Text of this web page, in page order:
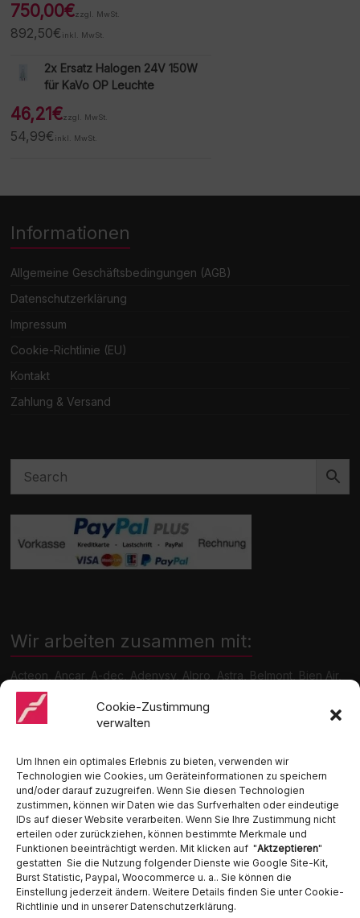
Cookie-Zustimmung
verwalten
Um Ihnen ein optimales Erlebnis zu bieten, verwenden wir
Technologien wie Cookies, um Geräteinformationen zu speichern
und/oder darauf zuzugreifen. Wenn Sie diesen Technologien
zustimmen, können wir Daten wie das Surfverhalten oder eindeutige
IDs auf dieser Website verarbeiten. Wenn Sie Ihre Zustimmung nicht
erteilen oder zurückziehen, können bestimmte Merkmale und
Funktionen beeinträchtigt werden. Mit klicken auf "Aktzeptieren"
gestatten Sie die Nutzung folgender Dienste wie Google Site-Kit,
Burst Statistic, Paypal, Woocommerce u. a.. Sie können die
Einstellung jederzeit ändern. Weitere Details finden Sie unter Cookie-
Richtlinie und in unserer Datenschutzerklärung.
750,00€zzgl. MwSt.
892,50€ inkl. MwSt.
2x Ersatz Halogen 24V 150W
für KaVo OP Leuchte
46,21€zzgl. MwSt.
54,99€ inkl. MwSt.
Informationen
Allgemeine Geschäftsbedingungen (AGB)
Datenschutzerklärung
Impressum
Cookie-Richtlinie (EU)
Kontakt
Zahlung & Versand
Wir arbeiten zusammen mit:
Acteon, Ancar, A-dec, Adenysy, Alpro, Astra, Belmont, Bien Air,
Cattani, Chirana, DCI, Dürr, ETI, Euronda, Faro, Gcomm, KaVo,
Medentex, Melag, Midmark, Metasys, MK-Dent, NSK, Ophardt
Hygiene, Ritter, Satelec, Scican, TKD, Velopex, u.v.m
Ambident GmbH
Dental Geräte Handel und Service
Neumannstraße 3B